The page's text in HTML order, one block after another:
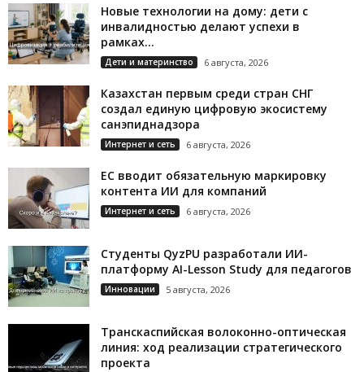
Новые технологии на дому: дети с
инвалидностью делают успехи в
рамках...
Дети и материнство 6 августа, 2026
Казахстан первым среди стран СНГ
создал единую цифровую экосистему
санэпиднадзора
Интернет и сеть 6 августа, 2026
ЕС вводит обязательную маркировку
контента ИИ для компаний
Интернет и сеть 6 августа, 2026
Студенты QyzPU разработали ИИ-
платформу AI-Lesson Study для педагогов
Инновации 5 августа, 2026
Транскаспийская волоконно-оптическая
линия: ход реализации стратегического
проекта